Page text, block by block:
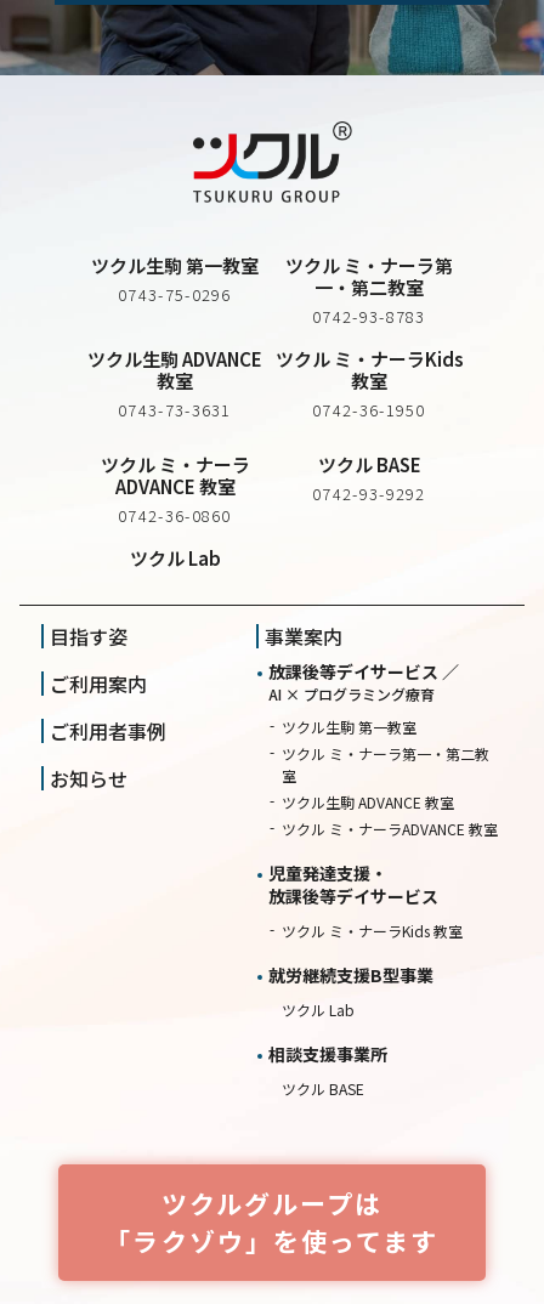
ツクル ミ・ナーラKids
教室
0742-36-1950
ツクル生駒 第一教室
0743-75-0296
ツクル ミ・ナーラ第
一・第二教室
0742-93-8783
ツクル生駒 ADVANCE
教室
0743-73-3631
ツクル ミ・ナーラ
ADVANCE 教室
0742-36-0860
ツクル Lab
ツクル BASE
0742-93-9292
目指す姿
ご利用案内
ご利用者事例
お知らせ
事業案内
放課後等デイサービス ／
AI × プログラミング療育
ツクル生駒 第一教室
ツクル ミ・ナーラ第一・第二教
室
ツクル生駒 ADVANCE 教室
ツクル ミ・ナーラADVANCE 教室
児童発達支援・
放課後等デイサービス
ツクル ミ・ナーラKids 教室
就労継続⽀援B型事業
ツクル Lab
相談⽀援事業所
ツクル BASE
ツクルグループは
「ラクゾウ」を使ってます